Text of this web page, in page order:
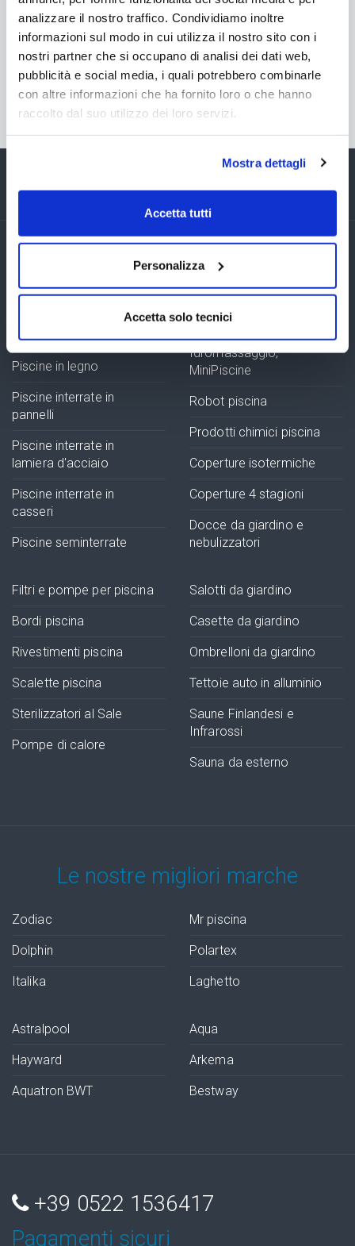
analizzare il nostro traffico. Condividiamo inoltre
informazioni sul modo in cui utilizza il nostro sito con i
nostri partner che si occupano di analisi dei dati web,
pubblicità e social media, i quali potrebbero combinarle
con altre informazioni che ha fornito loro o che hanno
raccolto dal suo utilizzo dei loro servizi.
Mostra dettagli
Accetta tutti
Personalizza
Accetta solo tecnici
Torna in: Blocchi di partenza per piscine pubbliche
Esplora le nostre categorie di
piscine e arredamento da esterno
Piscine fuori terra
Piscine in legno
Piscine interrate in
pannelli
Piscine interrate in
lamiera d'acciaio
Piscine interrate in
casseri
Piscine seminterrate
Vasche SPA
Idromassaggio,
MiniPiscine
Robot piscina
Prodotti chimici piscina
Coperture isotermiche
Coperture 4 stagioni
Docce da giardino e
nebulizzatori
Filtri e pompe per piscina
Bordi piscina
Rivestimenti piscina
Scalette piscina
Sterilizzatori al Sale
Pompe di calore
Salotti da giardino
Casette da giardino
Ombrelloni da giardino
Tettoie auto in alluminio
Saune Finlandesi e
Infrarossi
Sauna da esterno
Le nostre migliori marche
Zodiac
Dolphin
Italika
Mr piscina
Polartex
Laghetto
Astralpool
Hayward
Aquatron BWT
Aqua
Arkema
Bestway
+39 0522 1536417
Pagamenti sicuri